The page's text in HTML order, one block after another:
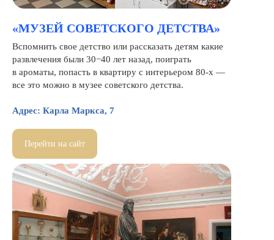
«МУЗЕЙ СОВЕТСКОГО ДЕТСТВА»
Вспомнить свое детство или рассказать детям какие
развлечения были 30−40 лет назад, поиграть
в ароматы, попасть в квартиру с интерьером 80-х —
все это можно в музее советского детства.
Адрес: Карла Маркса, 7
Перейти на сайт